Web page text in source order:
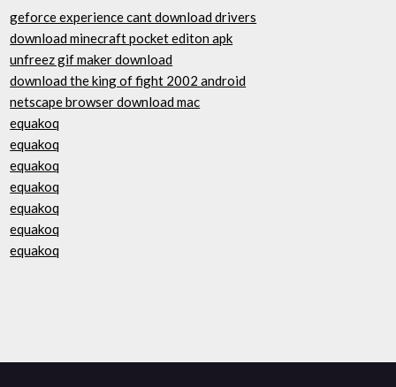
geforce experience cant download drivers
download minecraft pocket editon apk
unfreez gif maker download
download the king of fight 2002 android
netscape browser download mac
equakoq
equakoq
equakoq
equakoq
equakoq
equakoq
equakoq